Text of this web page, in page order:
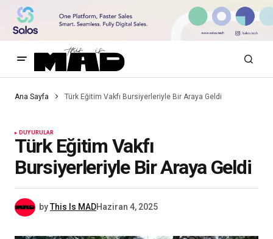
Ana Sayfa Türk Eğitim Vakfı Bursiyerleriyle Bir Araya Geldi
DUYURULAR
Türk Eğitim Vakfı
Bursiyerleriyle Bir Araya Geldi
byThis Is MADHaziran 4, 2025